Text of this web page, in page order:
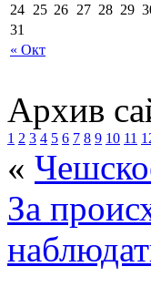
« Окт
24 25 26 27 28 29
31
Архив
1 2 3 4 5 6 7 8 9 10 11
«
За